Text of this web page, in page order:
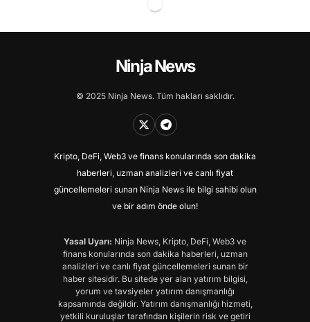
Ninja News
© 2025 Ninja News. Tüm hakları saklıdır.
Kripto, DeFi, Web3 ve finans konularında son dakika
haberleri, uzman analizleri ve canlı fiyat
güncellemeleri sunan Ninja News ile bilgi sahibi olun
ve bir adım önde olun!
Yasal Uyarı: Ninja News, Kripto, DeFi, Web3 ve
finans konularında son dakika haberleri, uzman
analizleri ve canlı fiyat güncellemeleri sunan bir
haber sitesidir. Bu sitede yer alan yatırım bilgisi,
yorum ve tavsiyeler yatırım danışmanlığı
kapsamında değildir. Yatırım danışmanlığı hizmeti,
yetkili kuruluşlar tarafından kişilerin risk ve getiri